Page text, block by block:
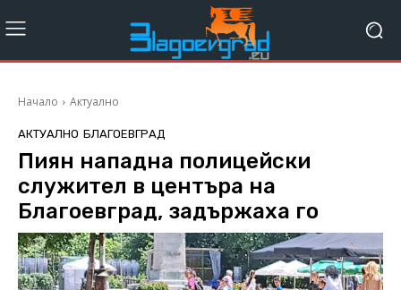
Начало Актуално
АКТУАЛНО БЛАГОЕВГРАД
Пиян нападна полицейски
служител в центъра на
Благоевград, задържаха го